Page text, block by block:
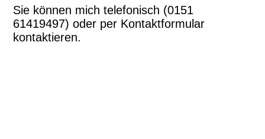
Sie können mich telefonisch (0151
61419497) oder per Kontaktformular
kontaktieren.